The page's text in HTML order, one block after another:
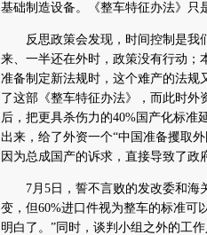
基础制造设备。《整车特征办法》只
反思政策会发现，时间控制是我
来、一半还在外时，政策没有行动；
准备制定新法规时，这个难产的法规
了这部《整车特征办法》，而此时外
后，把更具杀伤力的40%国产化标准
出来，给了外资一个“中国准备攫取
因为总成国产的诉求，直接导致了政
7月5日，誓不言败的发改委和海
变，但60%进口件视为整车的标准可
明白了。”同时，谈判小组之外的工